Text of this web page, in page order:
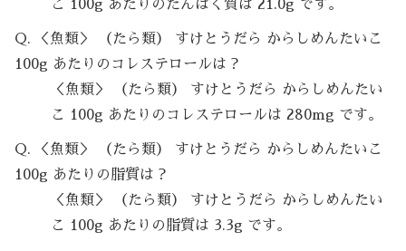
こ 100g あたりのたんぱく質は 21.0g です。
Q. ＜魚類＞ （たら類） すけとうだら からしめんたいこ
100g あたりのコレステロールは？
＜魚類＞ （たら類） すけとうだら からしめんたい
こ 100g あたりのコレステロールは 280mg です。
Q. ＜魚類＞ （たら類） すけとうだら からしめんたいこ
100g あたりの脂質は？
＜魚類＞ （たら類） すけとうだら からしめんたい
こ 100g あたりの脂質は 3.3g です。